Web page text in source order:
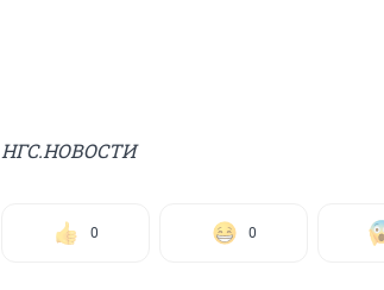
НГС.НОВОСТИ
0 0